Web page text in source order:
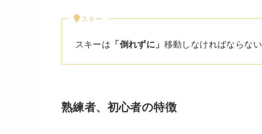
スキー
スキーは 「倒れずに」 移動しなければならない
熟練者、初心者の特徴